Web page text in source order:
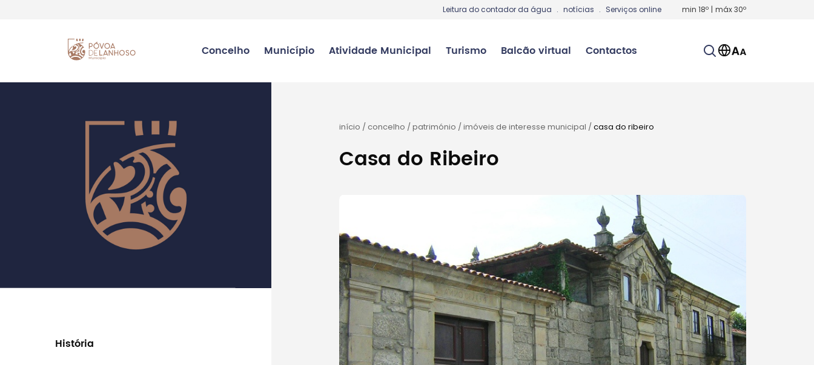
Leitura do contador da água . notícias . Serviços online min 18º | máx30º
Concelho Município Atividade Municipal Turismo Balcão virtual Contactos
História
início / concelho /património /imóveis de interesse municipal /casa do ribeiro
Casa do Ribeiro